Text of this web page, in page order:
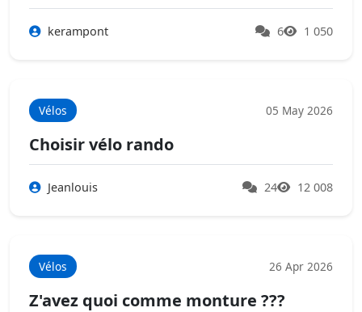
kerampont 6 1 050
Vélos 05 May 2026
Choisir vélo rando
Jeanlouis 24 12 008
Vélos 26 Apr 2026
Z'avez quoi comme monture ???